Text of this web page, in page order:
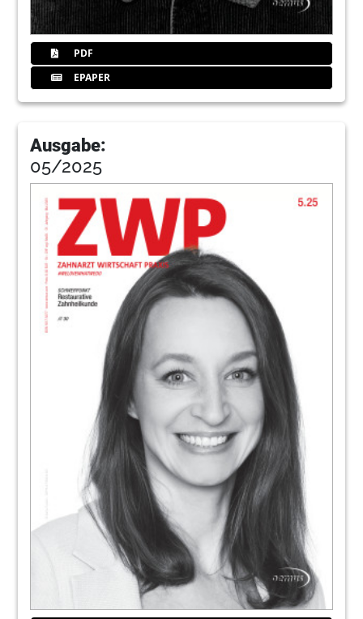
PDF
EPAPER
Ausgabe:
05/2025